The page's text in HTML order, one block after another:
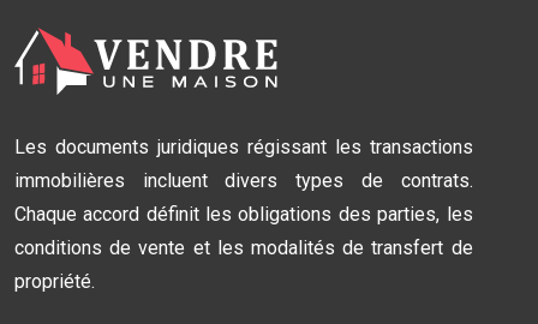
Les documents juridiques régissant les transactions
immobilières incluent divers types de contrats.
Chaque accord définit les obligations des parties, les
conditions de vente et les modalités de transfert de
propriété.